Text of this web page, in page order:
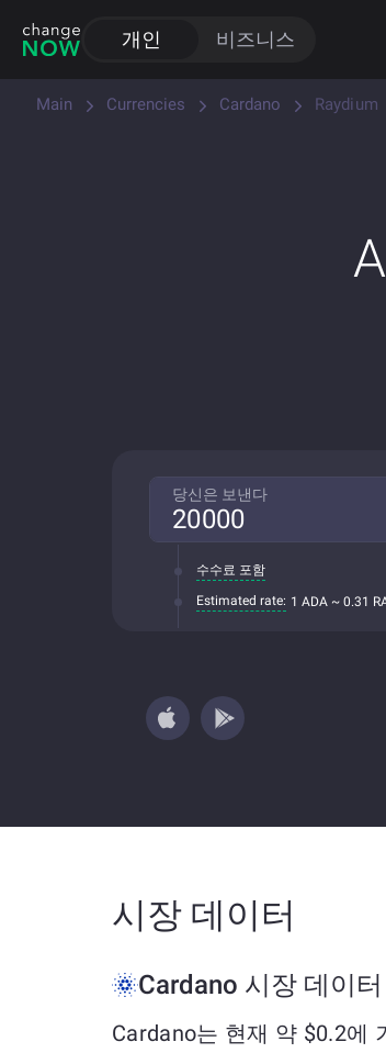
개인 비즈니스
Main Currencies Cardano Raydium
당신은 보낸다
수수료 포함
Estimated rate: 1 ADA ~ 0.31
시장 데이터
Cardano 시장 데이터
Cardano는 현재 약 $0.2에